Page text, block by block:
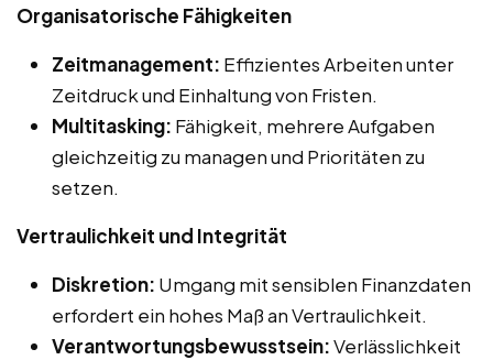
Organisatorische Fähigkeiten
Zeitmanagement: Effizientes Arbeiten unter
Zeitdruck und Einhaltung von Fristen.
Multitasking: Fähigkeit, mehrere Aufgaben
gleichzeitig zu managen und Prioritäten zu
setzen.
Vertraulichkeit und Integrität
Diskretion: Umgang mit sensiblen Finanzdaten
erfordert ein hohes Maß an Vertraulichkeit.
Verantwortungsbewusstsein:Verlässlichkeit